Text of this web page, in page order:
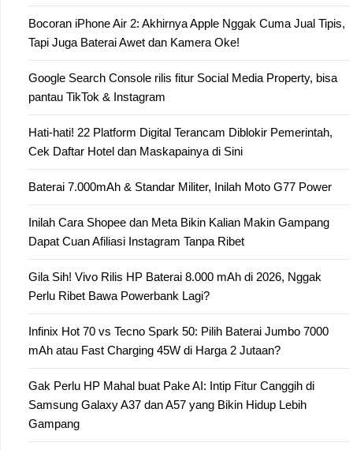
Bocoran iPhone Air 2: Akhirnya Apple Nggak Cuma Jual Tipis,
Tapi Juga Baterai Awet dan Kamera Oke!
Google Search Console rilis fitur Social Media Property, bisa
pantau TikTok & Instagram
Hati-hati! 22 Platform Digital Terancam Diblokir Pemerintah,
Cek Daftar Hotel dan Maskapainya di Sini
Baterai 7.000mAh & Standar Militer, Inilah Moto G77 Power
Inilah Cara Shopee dan Meta Bikin Kalian Makin Gampang
Dapat Cuan Afiliasi Instagram Tanpa Ribet
Gila Sih! Vivo Rilis HP Baterai 8.000 mAh di 2026, Nggak
Perlu Ribet Bawa Powerbank Lagi?
Infinix Hot 70 vs Tecno Spark 50: Pilih Baterai Jumbo 7000
mAh atau Fast Charging 45W di Harga 2 Jutaan?
Gak Perlu HP Mahal buat Pake AI: Intip Fitur Canggih di
Samsung Galaxy A37 dan A57 yang Bikin Hidup Lebih
Gampang